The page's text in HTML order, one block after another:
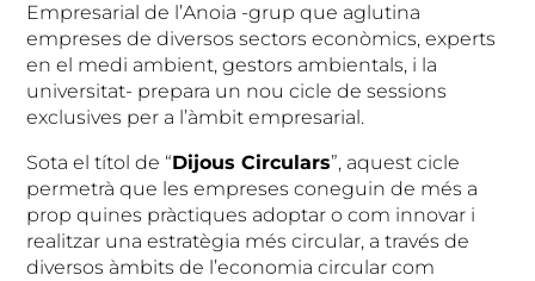
Empresarial de l’Anoia -grup que aglutina
empreses de diversos sectors econòmics, experts
en el medi ambient, gestors ambientals, i la
universitat- prepara un nou cicle de sessions
exclusives per a l’àmbit empresarial.
Sota el títol de “Dijous Circulars”, aquest cicle
permetrà que les empreses coneguin de més a
prop quines pràctiques adoptar o com innovar i
realitzar una estratègia més circular, a través de
diversos àmbits de l’economia circular com